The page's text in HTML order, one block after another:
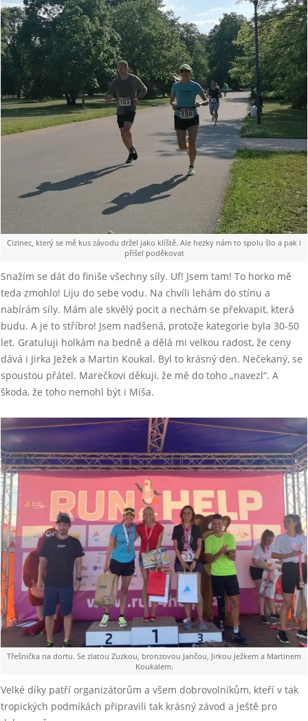
Cizinec, který se mě kus závodu držel jako klíště. Ale hezky nám to spolu šlo a pak i
přišel poděkovat
Snažím se dát do finiše všechny síly. Uf! Jsem tam! To horko mě
teda zmohlo! Liju do sebe vodu. Na chvíli lehám do stínu a
nabírám síly. Mám ale skvělý pocit a nechám se překvapit, která
budu. A je to stříbro! Jsem nadšená, protože kategorie byla 30-50
let. Gratuluji holkám na bedně a dělá mi velkou radost, že ceny
dává i Jirka Ježek a Martin Koukal. Byl to krásný den. Nečekaný, se
spoustou přátel. Marečkovi děkuji, že mě do toho „navezl“. A
škoda, že toho nemohl být i Míša.
Třešnička na dortu. Se zlatou Zuzkou, bronzovou Jančou, Jirkou Ježkem a Martinem
Koukalem.
Velké díky patří organizátorům a všem dobrovolníkům, kteří v tak
tropických podmíkách připravili tak krásný závod a ještě pro